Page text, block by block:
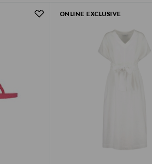
ONLINE EXCLUSIVE